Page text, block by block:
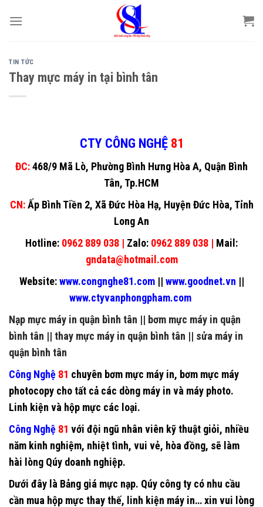
TIN TỨC
Thay mực máy in tại bình tân
CTY CÔNG NGHỆ 81
ĐC:468/9 Mã Lò, Phường Bình Hưng Hòa A, Quận Bình
Tân, Tp.HCM
CN: Ấp Bình Tiền 2, Xã Đức Hòa Hạ, Huyện Đức Hòa, Tỉnh
Long An
Hotline: 0962 889 038 | Zalo: 0962 889 038 | Mail:
gndata@hotmail.com
Website:www.congnghe81.com || www.goodnet.vn ||
www.ctyvanphongpham.com
Nạp mực máy in quận bình tân || bơm mực máy in quận
bình tân || thay mực máy in quận bình tân || sửa máy in
quận bình tân
Công Nghệ 81 chuyên bơm mực máy in, bơm mực máy
photocopy cho tất cả các dòng máy in và máy photo.
Linh kiện và hộp mực các loại.
Công Nghệ 81 với đội ngũ nhân viên kỹ thuật giỏi, nhiều
năm kinh nghiệm, nhiệt tình, vui vẻ, hòa đồng, sẽ làm
hài lòng Qúy doanh nghiệp.
Dưới đây là Bảng giá mực nạp. Qúy công ty có nhu cầu
cần mua hộp mực thay thế, linh kiện máy in… xin vui lòng